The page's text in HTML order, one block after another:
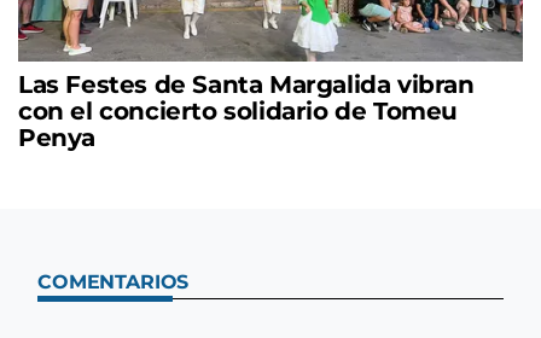
Las Festes de Santa Margalida vibran
con el concierto solidario de Tomeu
Penya
COMENTARIOS